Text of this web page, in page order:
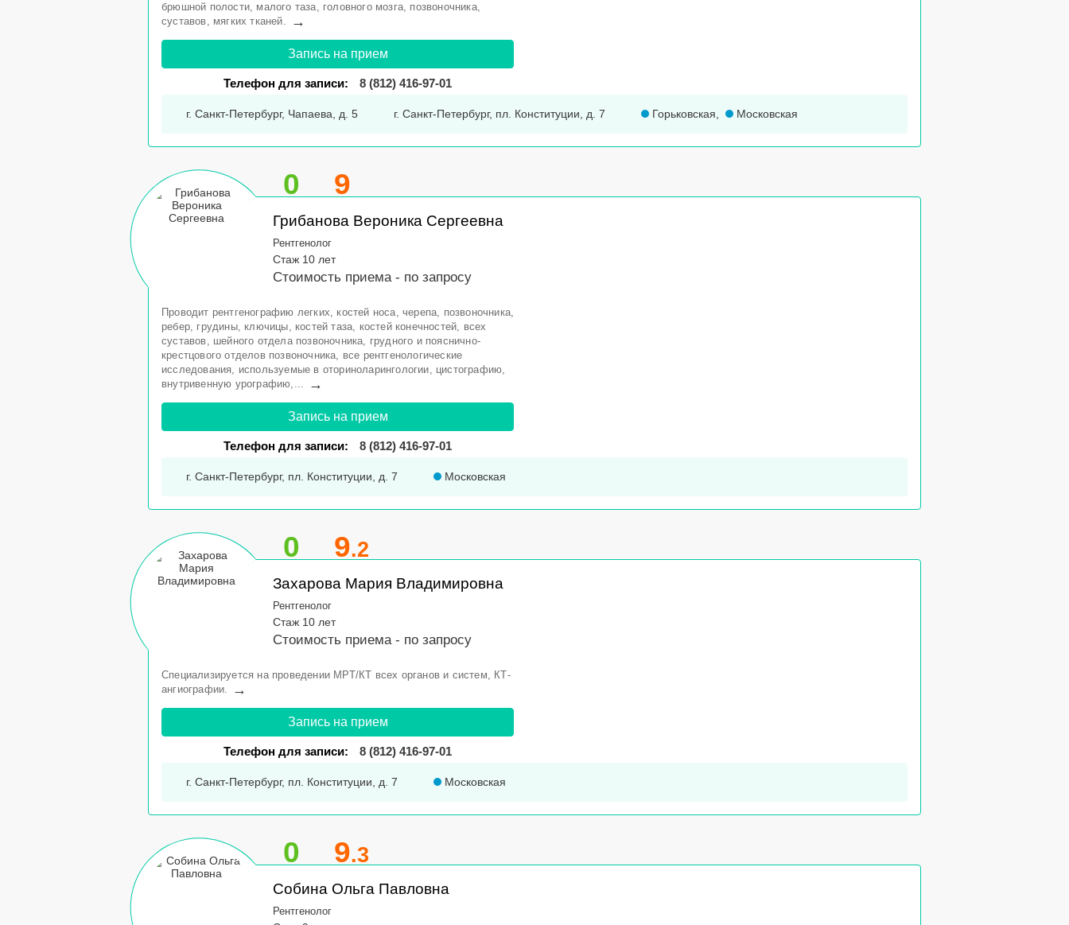
брюшной полости, малого таза, головного мозга, позвоночника,
суставов, мягких тканей.
→
Запись на прием
Телефон для записи: 8 (812) 416-97-01
г. Санкт-Петербург, Чапаева, д. 5 г. Санкт-Петербург, пл. Конституции, д. 7 Горьковская Московская
0 9
Грибанова Вероника Сергеевна
Рентгенолог
Стаж 10 лет
Стоимость приема - по запросу
Проводит рентгенографию легких, костей носа, черепа, позвоночника,
ребер, грудины, ключицы, костей таза, костей конечностей, всех
суставов, шейного отдела позвоночника, грудного и пояснично-
крестцового отделов позвоночника, все рентгенологические
исследования, используемые в оториноларингологии, цистографию,
внутривенную урографию,...
→
Запись на прием
Телефон для записи: 8 (812) 416-97-01
г. Санкт-Петербург, пл. Конституции, д. 7 Московская
0 9.2
Захарова Мария Владимировна
Рентгенолог
Стаж 10 лет
Стоимость приема - по запросу
Специализируется на проведении МРТ/КТ всех органов и систем, КТ-
ангиографии.
→
Запись на прием
Телефон для записи: 8 (812) 416-97-01
г. Санкт-Петербург, пл. Конституции, д. 7 Московская
0 9.3
Собина Ольга Павловна
Рентгенолог